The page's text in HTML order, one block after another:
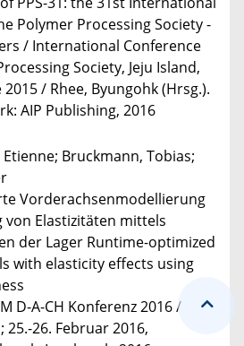
Polymer Processing Society -
/ International Conference
Society, Jeju Island,
2015 / Rhee, Byungohk (Hrsg.).
AIP Publishing, 2016
Bruckmann, Tobias;
Vorderachsenmodellierung
Elastizitäten mittels
der Lager Runtime-optimized
with elasticity effects using
D-A-CH Konferenz 2016 /
25.-26. Februar 2016,